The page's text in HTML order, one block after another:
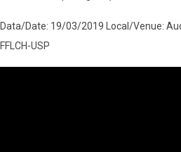
Data/Date: 19/03/2019 Local/Venue:
FFLCH-USP